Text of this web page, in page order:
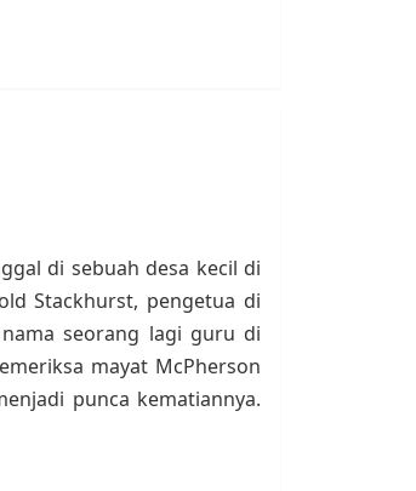
di sebuah desa kecil di
Stackhurst, pengetua di
seorang lagi guru di
mayat McPherson
punca kematiannya.